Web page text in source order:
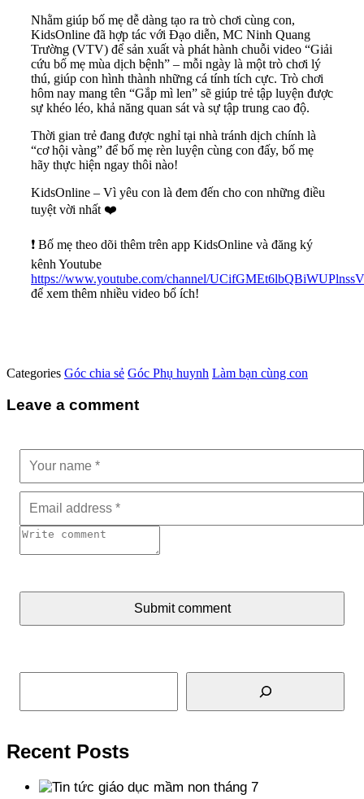
Nhằm giúp bố mẹ dễ dàng tạo ra trò chơi cùng con,
KidsOnline đã hợp tác với Đạo diễn, MC Ninh Quang
Trường (VTV) để sản xuất và phát hành chuỗi video “Giải
cứu bố mẹ mùa dịch bệnh” – mỗi ngày là một trò chơi lý
thú, giúp con hình thành những cá tính tích cực. Trò chơi
hôm nay mang tên “Gắp mì len” sẽ giúp trẻ tập luyện được
sự khéo léo, khả năng quan sát và sự tập trung cao độ.
Thời gian trẻ đang được nghỉ tại nhà tránh dịch chính là
“cơ hội vàng” để bố mẹ rèn luyện cùng con đấy, bố mẹ
hãy thực hiện ngay thôi nào!
KidsOnline – Vì yêu con là đem đến cho con những điều
tuyệt vời nhất ❤️
❗️ Bố mẹ theo dõi thêm trên app KidsOnline và đăng ký
kênh Youtube
https://www.youtube.com/channel/
để xem thêm nhiều video bổ ích!
Categories Góc chia sẻ Góc Phụ huynh Làm bạn cùng con
Leave a comment
Submit comment
Tìm kiếm
Recent Posts